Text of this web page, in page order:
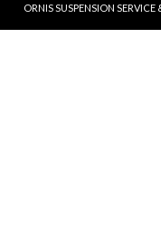
ORNIS SUSPENSION